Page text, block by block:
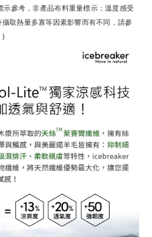
參考，非產品布料重量標示；溫度感受
取熱量多寡等因素影響而有不同，請參
)